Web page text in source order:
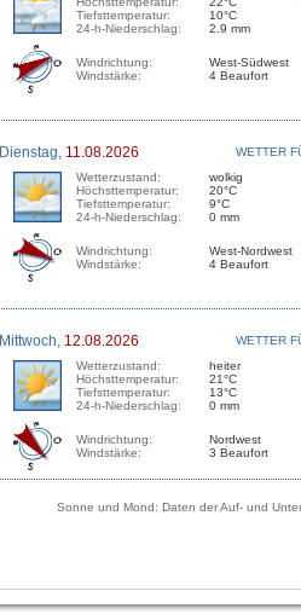
Tiefsttemperatur:
24-h-Niederschlag:
10°C
2.9 mm
Windrichtung:
Windstärke:
West-Südwest
4 Beaufort
Dienstag, 11.08.2026
WETTER
Wetterzustand:
Höchsttemperatur:
Tiefsttemperatur:
24-h-Niederschlag:
wolkig
20°C
9°C
0 mm
Windrichtung:
Windstärke:
West-Nordwest
4 Beaufort
Mittwoch, 12.08.2026
WETTER
Wetterzustand:
Höchsttemperatur:
Tiefsttemperatur:
24-h-Niederschlag:
heiter
21°C
13°C
0 mm
Windrichtung:
Windstärke:
Nordwest
3 Beaufort
Sonne und Mond: Daten der Auf- und